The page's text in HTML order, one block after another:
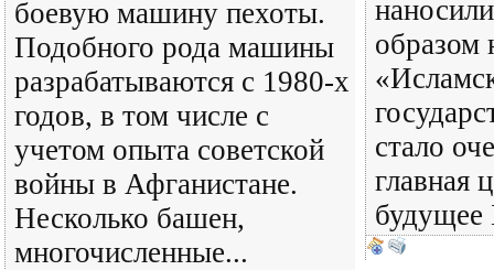
боевую машину пехоты.
Подобного рода машины
разрабатываются с 1980-х
годов, в том числе с
учетом опыта советской
войны в Афганистане.
Несколько башен,
многочисленные...
образом
стало
главная